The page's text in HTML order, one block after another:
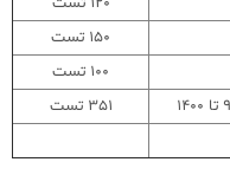
150 تست
100 تست
351 تست